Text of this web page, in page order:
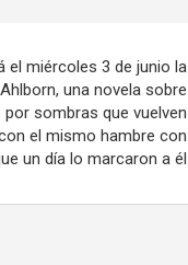
el miércoles 3 de junio la
una novela sobre
sombras que vuelven
el mismo hambre con
un día lo marcaron a él